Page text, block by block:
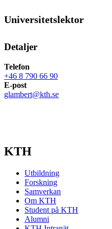
Universitetslektor
Detaljer
Telefon
+46 8 790 66 90
E-post
glambert@kth.se
KTH
Utbildning
Forskning
Samverkan
Om KTH
Student på KTH
Alumni